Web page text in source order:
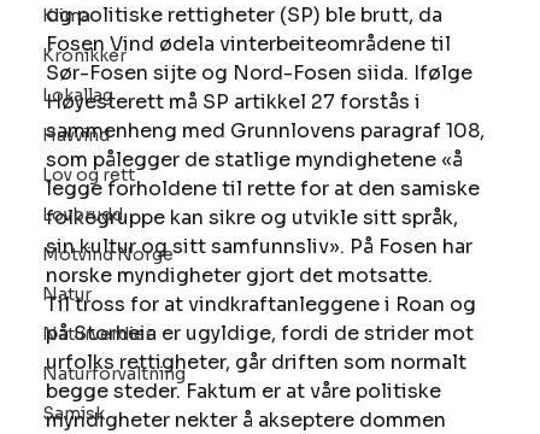
Klima
Kronikker
Lokallag
Havvind
Lov og rett
Lovbrudd
Motvind Norge
Natur
Naturverdier
Naturforvaltning
Samisk
og politiske rettigheter (SP) ble brutt, da
Fosen Vind ødela vinterbeiteområdene til
Sør-Fosen sijte og Nord-Fosen siida. Ifølge
Høyesterett må SP artikkel 27 forstås i
sammenheng med Grunnlovens paragraf 108,
som pålegger de statlige myndighetene «å
legge forholdene til rette for at den samiske
folkegruppe kan sikre og utvikle sitt språk,
sin kultur og sitt samfunnsliv». På Fosen har
norske myndigheter gjort det motsatte.
Til tross for at vindkraftanleggene i Roan og
på Storheia er ugyldige, fordi de strider mot
urfolks rettigheter, går driften som normalt
begge steder. Faktum er at våre politiske
myndigheter nekter å akseptere dommen